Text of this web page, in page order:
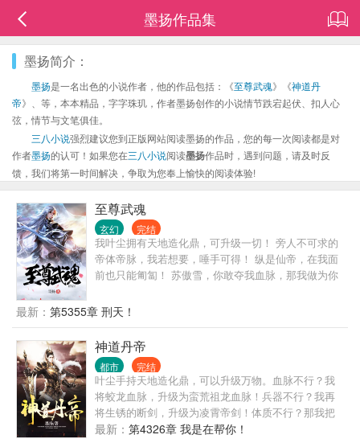
墨扬作品集
墨扬简介：
墨扬是一名出色的小说作者，他的作品包括：《至尊武魂》《神道丹
帝》、等，本本精品，字字珠玑，作者墨扬创作的小说情节跌宕起伏、扣人心
弦，情节与文笔俱佳。
三八小说强烈建议您到正版网站阅读墨扬的作品，您的每一次阅读都是对
作者墨扬的认可！如果您在三八小说阅读墨扬作品时，遇到问题，请及时反
馈，我们将第一时间解决，争取为您奉上愉快的阅读体验!
至尊武魂
玄幻 完结
我叶尘拥有天地造化鼎，可升级一切！ 旁人不可求的
帝体帝脉，我若想要，唾手可得！ 纵是仙帝，在我面
前也只能匍匐！ 苏傲雪，你敢夺我血脉，那我做为你
最新： 第5355章 刑天！
神道丹帝
都市 完结
叶尘手持天地造化鼎，可以升级万物。血脉不行？我
将蛟龙血脉，升级为蛮荒祖龙血脉！兵器不行？我再
将生锈的断剑，升级为凌霄帝剑！体质不行？那我把
先天剑体，升级为万千星辰剑体！夺天地造化，窃阴
最新： 第4326章 我是在帮你！